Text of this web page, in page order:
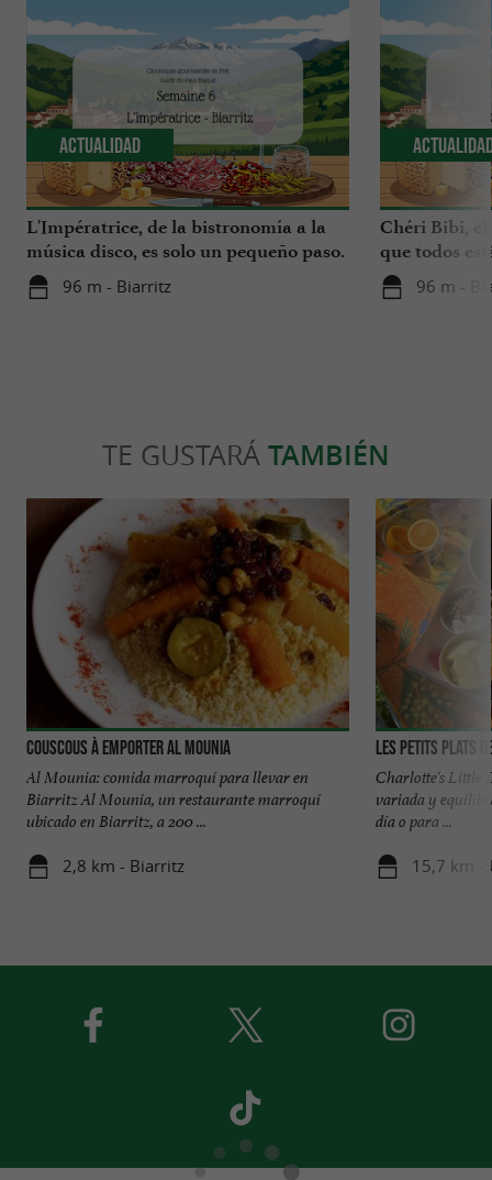
L'Impératrice, de la bistronomía a la
música disco, es solo un pequeño paso.
96 m - Biarritz
Actualidad
Chéri Bibi,
que todos
96 m -
TE GUSTARÁ TAMBIÉN
Couscous à Emporter Al MOUNIA
Al Mounia: comida marroquí para llevar en
Biarritz Al Mounia, un restaurante marroquí
ubicado en Biarritz, a 200 ...
2,8 km - Biarritz
Les Petits Plats
Charlotte's Little
variada y
día o para ...
15,7 km -